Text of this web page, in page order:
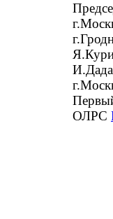
ОЛРС